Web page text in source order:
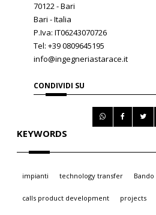
70122 - Bari
Bari - Italia
P.Iva: IT06243070726
Tel: +39 0809645195
info@ingegneriastarace.it
CONDIVIDI SU
KEYWORDS
impianti technology transfer Bando
calls product development projects